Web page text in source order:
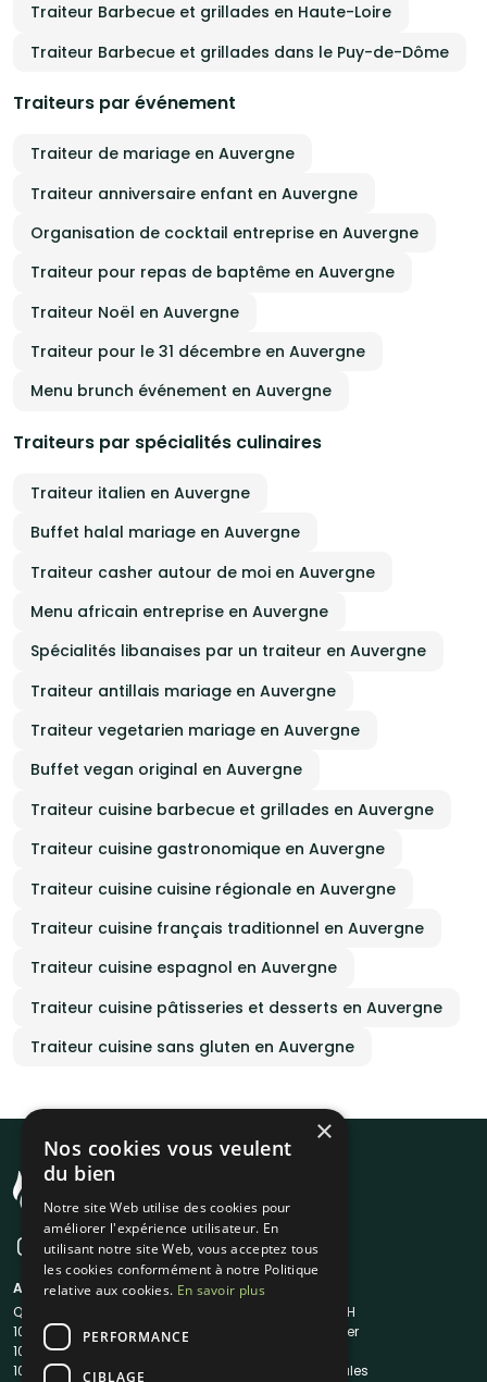
Traiteur Barbecue et grillades en Haute-Loire
Traiteur Barbecue et grillades dans le Puy-de-Dôme
Traiteurs par événement
Traiteur de mariage en Auvergne
Traiteur anniversaire enfant en Auvergne
Organisation de cocktail entreprise en Auvergne
Traiteur pour repas de baptême en Auvergne
Traiteur Noël en Auvergne
Traiteur pour le 31 décembre en Auvergne
Menu brunch événement en Auvergne
Traiteurs par spécialités culinaires
Traiteur italien en Auvergne
Buffet halal mariage en Auvergne
Traiteur casher autour de moi en Auvergne
Menu africain entreprise en Auvergne
Spécialités libanaises par un traiteur en Auvergne
Traiteur antillais mariage en Auvergne
Traiteur vegetarien mariage en Auvergne
Buffet vegan original en Auvergne
Traiteur cuisine barbecue et grillades en Auvergne
Traiteur cuisine gastronomique en Auvergne
Traiteur cuisine cuisine régionale en Auvergne
Traiteur cuisine français traditionnel en Auvergne
Traiteur cuisine espagnol en Auvergne
Traiteur cuisine pâtisseries et desserts en Auvergne
Traiteur cuisine sans gluten en Auvergne
A propos
Qui sommes-nous ?
1001Salles
1001Salles PRO
1001DJ
Liens utiles
Traiteur en 48H
Nous contacter
Mentions légales
×
Nos cookies vous veulent
du bien
Notre site Web utilise des cookies pour
améliorer l'expérience utilisateur. En
utilisant notre site Web, vous acceptez tous
les cookies conformément à notre Politique
relative aux cookies. En savoir plus
PERFORMANCE
CIBLAGE